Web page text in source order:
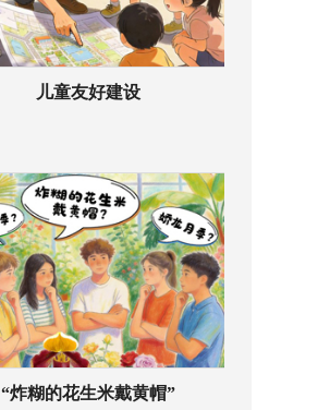
儿童友好建设
“炸糊的花生米戴黄帽”